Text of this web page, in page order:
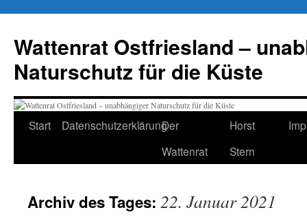
springen
Wattenrat Ostfriesland –
Naturschutz für die Küste
Start DatenschutzerklärungDer
Wattenrat
Horst
Stern
Archiv des Tages: 22. Januar 2021